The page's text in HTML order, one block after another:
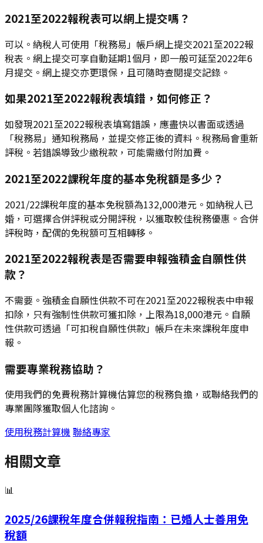
2021至2022報稅表可以網上提交嗎？
可以。納稅人可使用「稅務易」帳戶網上提交2021至2022報
稅表。網上提交可享自動延期1個月，即一般可延至2022年6
月提交。網上提交亦更環保，且可隨時查閱提交記錄。
如果2021至2022報稅表填錯，如何修正？
如發現2021至2022報稅表填寫錯誤，應盡快以書面或透過
「稅務易」通知稅務局，並提交修正後的資料。稅務局會重新
評稅。若錯誤導致少繳稅款，可能需繳付附加費。
2021至2022課稅年度的基本免稅額是多少？
2021/22課稅年度的基本免稅額為132,000港元。如納稅人已
婚，可選擇合併評稅或分開評稅，以獲取較佳稅務優惠。合併
評稅時，配偶的免稅額可互相轉移。
2021至2022報稅表是否需要申報強積金自願性供
款？
不需要。強積金自願性供款不可在2021至2022報稅表中申報
扣除，只有強制性供款可獲扣除，上限為18,000港元。自願
性供款可透過「可扣稅自願性供款」帳戶在未來課稅年度申
報。
需要專業稅務協助？
使用我們的免費稅務計算機估算您的稅務負擔，或聯絡我們的
專業團隊獲取個人化諮詢。
使用稅務計算機 聯絡專家
相關文章
📊
2025/26課稅年度合併報稅指南：已婚人士善用免
稅額